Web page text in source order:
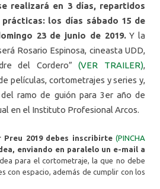
realizará en 3 días, repartidos
los días sábado 15 de
23 de junio de 2019.Y la
Rosario Espinosa, cineasta UDD,
del Cordero” (VER TRAILER),
películas, cortometrajes y series y,
ramo de guión para 3er año de
en el Instituto Profesional Arcos.
2019 debes inscribirte (PINCHA
enviando en paralelo un e-mail a
para el cortometraje, la que no debe
con espacio, además de cumplir con los